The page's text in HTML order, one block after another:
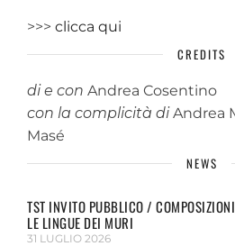
>>> clicca qui
CREDITS
di e con Andrea Cosentino
con la complicità diAndrea
Masé
NEWS
TST INVITO PUBBLICO / COMPOSIZIONI
LE LINGUE DEI MURI
31 LUGLIO 2026